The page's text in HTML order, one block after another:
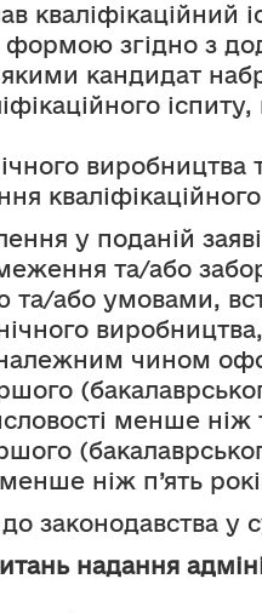
кваліфікаційний
формою згідно з
кандидат
у поданій
та/або
та/або умовами,
виробництва,
чином
менше ніж
ніж п’ять
до законодавства у
надання